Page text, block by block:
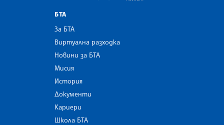
БТА
За БТА
Виртуална разходка
Новини за БТА
Мисия
История
Документи
Кариери
Школа БТА